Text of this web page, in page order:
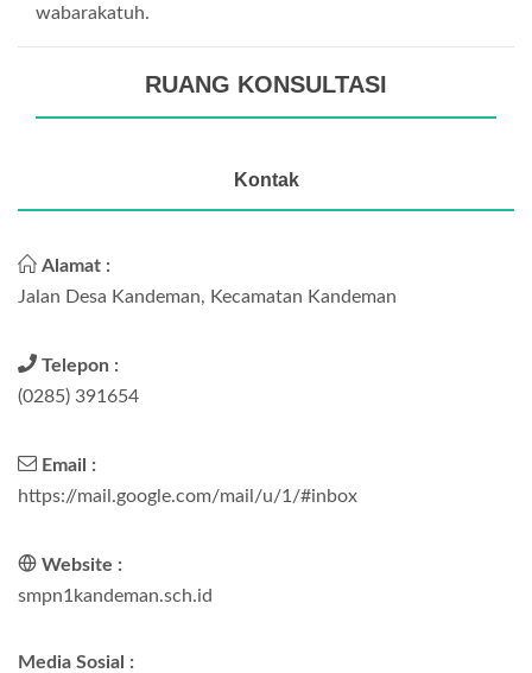
wabarakatuh.
RUANG KONSULTASI
Kontak
Alamat :
Jalan Desa Kandeman, Kecamatan Kandeman
Telepon :
(0285) 391654
Email :
https://mail.google.com/mail/u/1/#inbox
Website :
smpn1kandeman.sch.id
Media Sosial :